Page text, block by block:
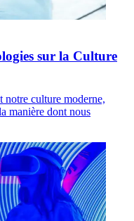
sur la Culture
notre culture moderne,
manière dont nous